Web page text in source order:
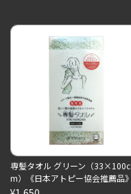
専髪タオル グリーン（33×100c
m）《日本アトピー協会推薦品》